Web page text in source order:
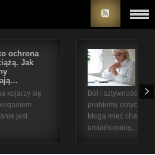
ochrona
Jak
kojarzy się
jest
Ból i sztywność
problemy
Mogą mieć
umiarkowany,…